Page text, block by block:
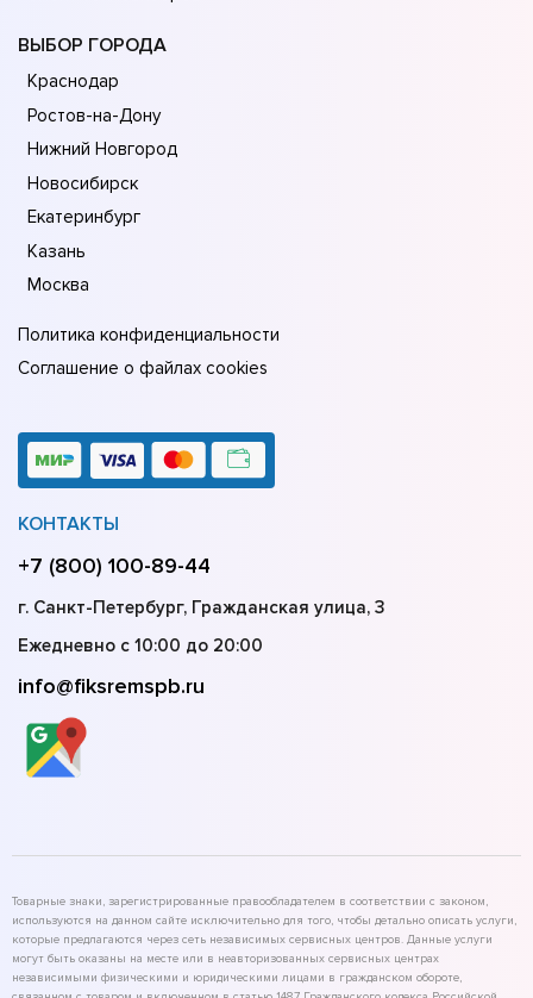
ВЫБОР ГОРОДА
Краснодар
Ростов-на-Дону
Нижний Новгород
Новосибирск
Екатеринбург
Казань
Москва
Политика конфиденциальности
Соглашение о файлах cookies
КОНТАКТЫ
+7 (800) 100-89-44
г. Санкт-Петербург, Гражданская улица, 3
Ежедневно с 10:00 до 20:00
info@fiksremspb.ru
Товарные знаки, зарегистрированные правообладателем в соответствии с законом,
используются на данном сайте исключительно для того, чтобы детально описать услуги,
которые предлагаются через сеть независимых сервисных центров. Данные услуги
могут быть оказаны на месте или в неавторизованных сервисных центрах
независимыми физическими и юридическими лицами в гражданском обороте,